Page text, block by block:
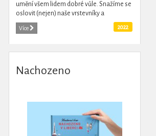
umění všem lidem dobré vůle. Snažíme se
oslovit (nejen) naše vrstevníky a
motivovat je k účasti ve veřejném
prostoru. Chceme...
Více 2022
Nachozeno